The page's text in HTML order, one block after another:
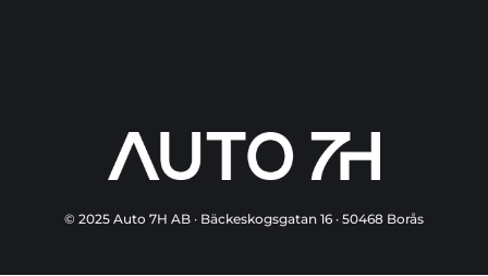
© 2025 Auto 7H AB · Bäckeskogsgatan 16 · 50468 Borås